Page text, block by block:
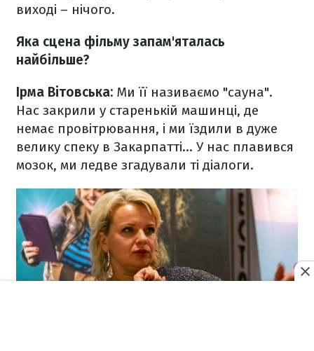
виході – нічого.
Яка сцена фільму запам'яталась
найбільше?
Ірма Вітовська: Ми її називаємо "сауна".
Нас закрили у старенькій машинці, де
немає провітрювання, і ми їздили в дуже
велику спеку в Закарпатті... У нас плавився
мозок, ми ледве згадували ті діалоги.